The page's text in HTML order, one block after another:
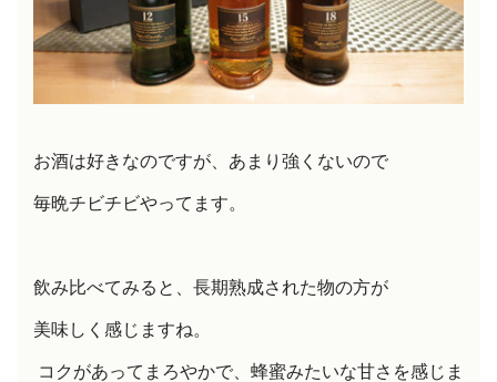
お酒は好きなのですが、あまり強くないので
毎晩チビチビやってます。
飲み比べてみると、長期熟成された物の方が
美味しく感じますね。
コクがあってまろやかで、蜂蜜みたいな甘さを感じま